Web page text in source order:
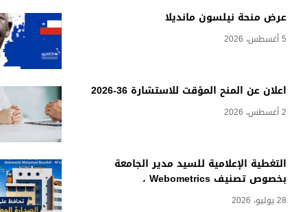
عرض منحة نيلسون مانديلا
5 أغسطس، 2026
اعلان عن المنح المؤقت للاستشارة 36-2026
2 أغسطس، 2026
التغطية الإعلامية للسيد مدير الجامعة
بخصوص تصنيف Webometrics ،
28 يوليو، 2026